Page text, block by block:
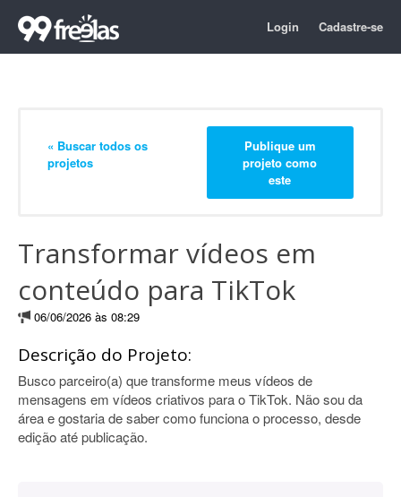
Login Cadastre-se
« Buscar todos os
projetos
Publique um
projeto como
este
Transformar vídeos em
conteúdo para TikTok
06/06/2026 às 08:29
Descrição do Projeto:
Busco parceiro(a) que transforme meus vídeos de
mensagens em vídeos criativos para o TikTok. Não sou da
área e gostaria de saber como funciona o processo, desde
edição até publicação.